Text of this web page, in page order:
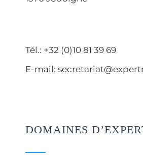
Tél.: +32 (0)10 81 39 69
E-mail:
DOMAINES